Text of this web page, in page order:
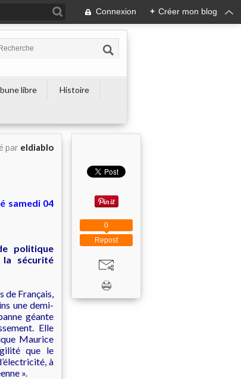
Connexion + Créer mon blog
libre
Histoire
par eldiablo
samedi 04
politique
sécurité
de Français,
une demi-
géante
Elle
Maurice
que le
à
».
Repost
0